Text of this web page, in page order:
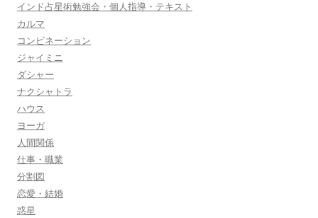
インド占星術勉強会・個人指導・テキスト
カルマ
コンビネーション
ジャイミニ
ダシャー
ナクシャトラ
ハウス
ヨーガ
人間関係
仕事・職業
分割図
恋愛・結婚
惑星